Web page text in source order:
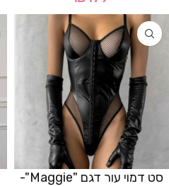
סט דמוי עור דגם "Maggie"-